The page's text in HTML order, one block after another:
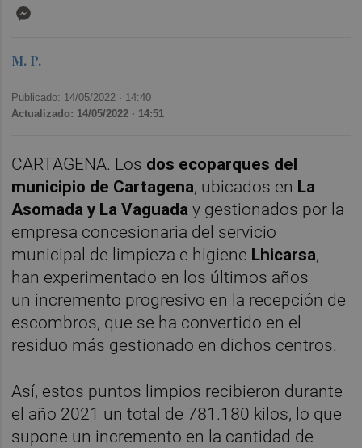
M. P.
Publicado: 14/05/2022 · 14:40
Actualizado: 14/05/2022 · 14:51
CARTAGENA. Los dos ecoparques del
municipio de Cartagena, ubicados en La
Asomada y La Vaguada y gestionados por la
empresa concesionaria del servicio
municipal de limpieza e higiene Lhicarsa,
han experimentado en los últimos años
un incremento progresivo en la recepción de
escombros, que se ha convertido en el
residuo más gestionado en dichos centros.
Así, estos puntos limpios recibieron durante
el año 2021 un total de 781.180 kilos, lo que
supone un incremento en la cantidad de